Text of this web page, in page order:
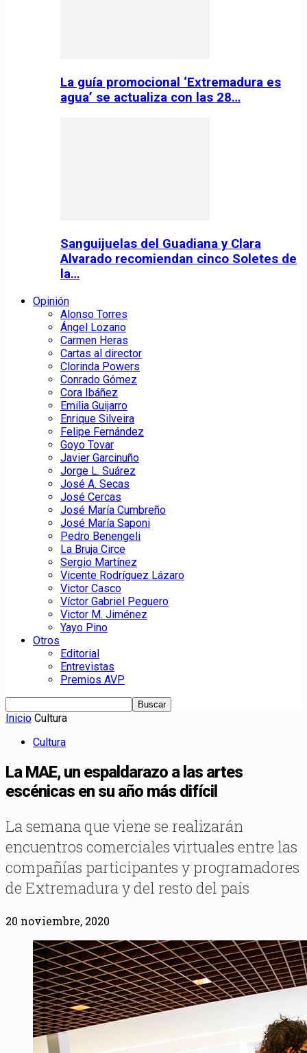
La guía promocional ‘Extremadura es
agua’ se actualiza con las 28…
Sanguijuelas del Guadiana y Clara
Alvarado recomiendan cinco Soletes de
la…
Opinión
Alonso Torres
Ángel Lozano
Carmen Heras
Cartas al director
Clorinda Powers
Conrado Gómez
Cora Ibáñez
Emilia Guijarro
Enrique Silveira
Felipe Fernández
Goyo Tovar
Javier Garcinuño
Jorge L. Suárez
José A. Secas
José Cercas
José María Cumbreño
José María Saponi
Pedro Benengeli
La Bruja Circe
Sergio Martínez
Vicente Rodríguez Lázaro
Victor Casco
Víctor Gabriel Peguero
Victor M. Jiménez
Yayo Pino
Otros
Editorial
Entrevistas
Premios AVP
Inicio Cultura
Cultura
La MAE, un espaldarazo a las artes
escénicas en su año más difícil
La semana que viene se realizarán
encuentros comerciales virtuales entre las
compañías participantes y programadores
de Extremadura y del resto del país
20 noviembre, 2020